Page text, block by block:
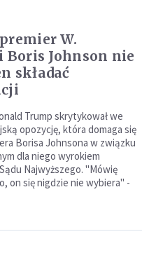
W.
Johnson nie
składać
Trump skrytykował we
opozycję, która domaga się
Borisa Johnsona w związku
dla niego wyrokiem
Najwyższego. "Mówię
on się nigdzie nie wybiera" -